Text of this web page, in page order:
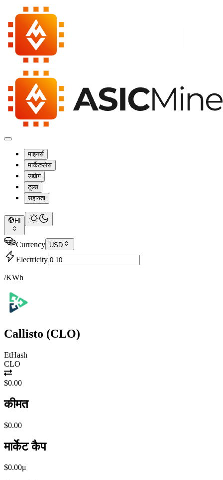
माइनर्स
मार्केटप्लेस
उद्योग
टूल्स
सहायता
HI
Currency USD
Electricity
/KWh
Callisto (CLO)
EtHash
CLO
$0.00
कीमत
$0.00
मार्केट कैप
$0.00μ